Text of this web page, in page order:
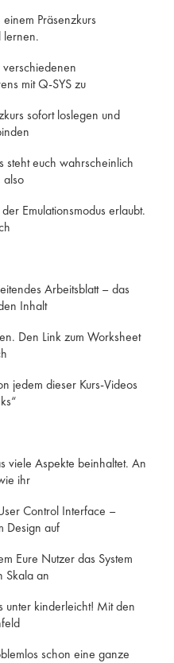
Präsenzkurs
lernen.
mit Q-SYS zu
sofort loslegen und
steht euch wahrscheinlich
also
Emulationsmodus erlaubt.
Arbeitsblatt – das
Inhalt
Den Link zum Worksheet
jedem dieser Kurs-Videos
viele Aspekte beinhaltet. An
ihr
Control Interface –
Design auf
Eure Nutzer das System
Skala an
unter kinderleicht! Mit den
schon eine ganze